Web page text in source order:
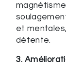
et
détente.
3.